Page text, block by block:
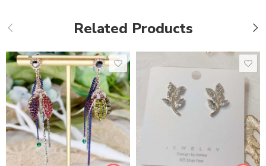
Related Products